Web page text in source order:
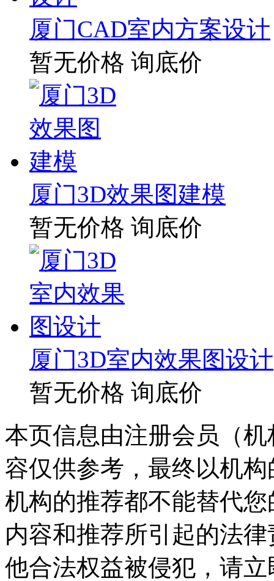
厦门CAD室内方案设计
暂无价格 询底价
厦门3D效果图建模
暂无价格 询底价
厦门3D室内效果图设计
暂无价格 询底价
本页信息由注册会员（
容仅供参考，最终以机
机构的推荐都不能替代
内容和推荐所引起的法
他合法权益被侵犯，请